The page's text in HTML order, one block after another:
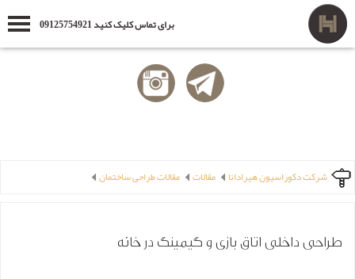
برای تماس کلیک کنید 09125754921
شرکت دکوراسیون هیرادانا مقالات مقالات طراحی ساختمان
طراحی داخلی اتاق بازی و گیمینگ در خانه